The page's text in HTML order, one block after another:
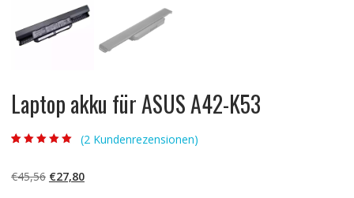
Laptop akku für ASUS A42-K53
basierend auf
Kundenbewertun
(2 Kundenrezensionen)
€45,56 Ursprünglicher
€27,80Aktueller